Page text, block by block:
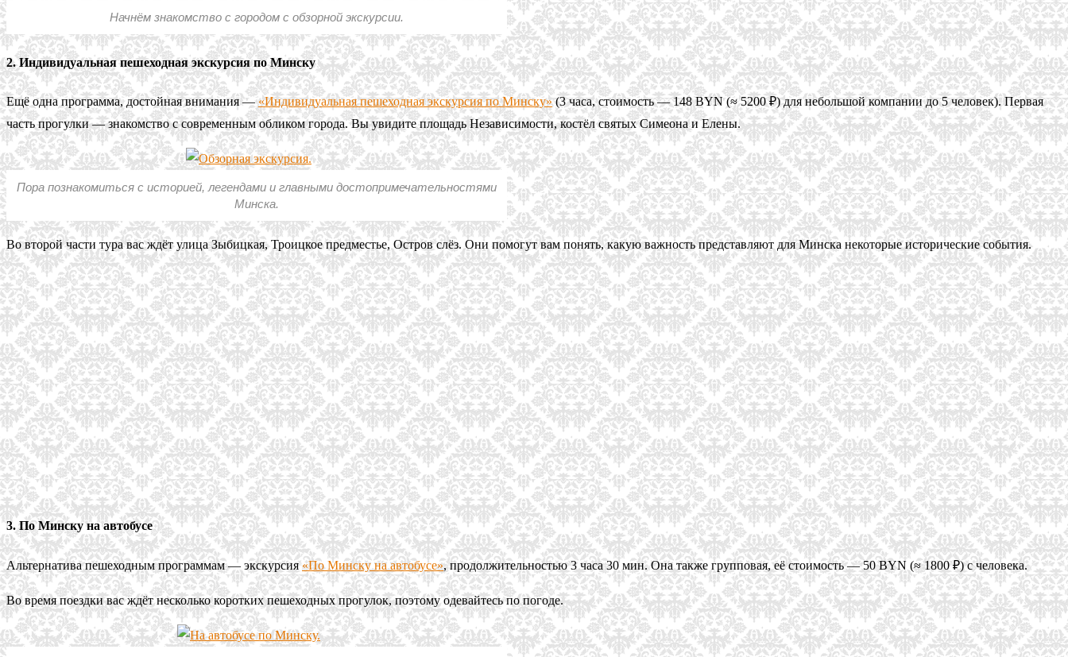
Начнём знакомство с городом с обзорной экскурсии.
2. Индивидуальная пешеходная экскурсия по Минску
Ещё одна программа, достойная внимания —«Индивидуальная пешеходная экскурсия по Минску»(3 часа, стоимость — 148 BYN (≈ 5200 ₽) для небольшой компании до 5 человек). Первая
часть прогулки — знакомство с современным обликом города. Вы увидите площадь Независимости, костёл святых Симеона и Елены.
Пора познакомиться с историей, легендами и главными достопримечательностями
Минска.
Во второй части тура вас ждёт улица Зыбицкая, Троицкое предместье, Остров слёз. Они помогут вам понять, какую важность представляют для Минска некоторые исторические события.
3. По Минску на автобусе
Альтернатива пешеходным программам — экскурсия«По Минску на автобусе», продолжительностью 3 часа 30 мин. Она также групповая, её стоимость — 50 BYN (≈ 1800 ₽) с человека.
Во время поездки вас ждёт несколько коротких пешеходных прогулок, поэтому одевайтесь по погоде.